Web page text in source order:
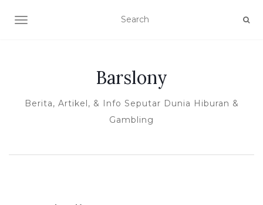
TOGGLE NAVIGATION
Barslony
Berita, Artikel, & Info Seputar Dunia Hiburan &
Gambling